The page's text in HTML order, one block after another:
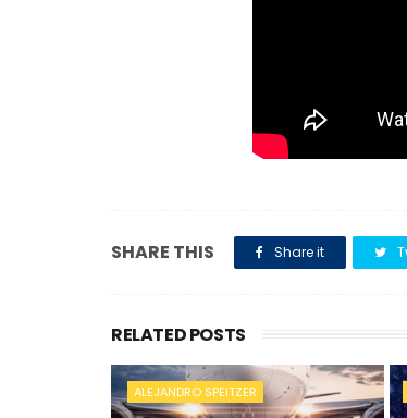
SHARE THIS Share it
RELATED POSTS
ALEJANDRO SPEITZER